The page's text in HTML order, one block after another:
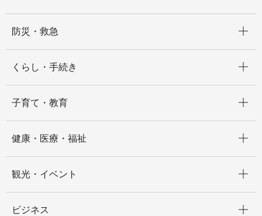
防災・救急
くらし・手続き
子育て・教育
健康・医療・福祉
観光・イベント
ビジネス